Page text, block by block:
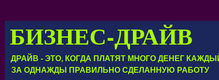
БИЗНЕС-ДРАЙВ
ДРАЙВ - ЭТО, КОГДА ПЛАТЯТ МНОГО ДЕНЕГ
ЗА ОДНАЖДЫ ПРАВИЛЬНО СДЕЛАННУЮ РАБОТУ